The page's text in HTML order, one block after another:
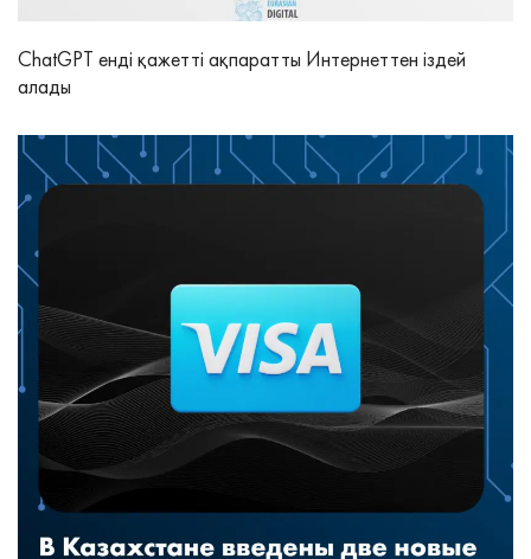
ChatGPT енді қажетті ақпаратты Интернеттен іздей
алады